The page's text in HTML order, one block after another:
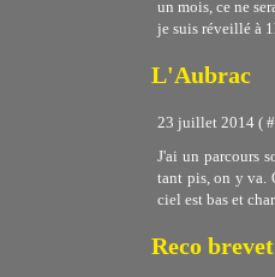
un mois, ce ne
je suis réveillé à
L'Aubrac
23 juillet 2014 ( #
J'ai un parcours
tant pis, on y va.
ciel est bas et
Reco